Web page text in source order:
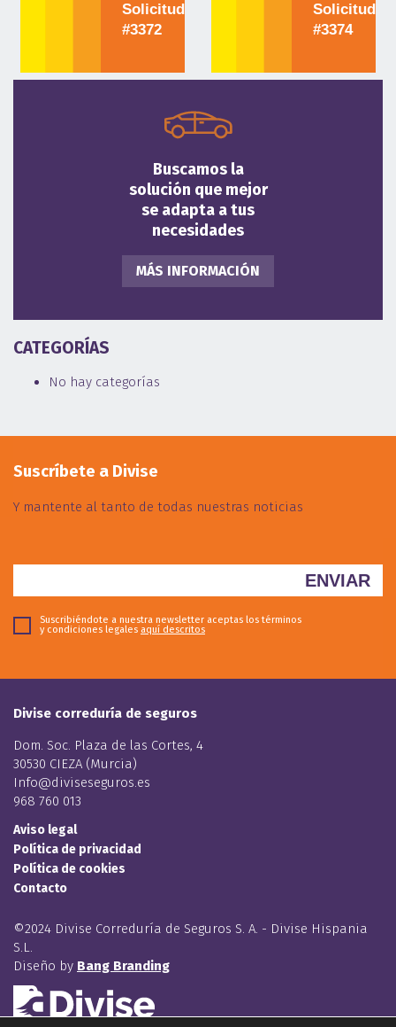
Solicitud
#3372
Solicitud
#3374
Buscamos la
solución que mejor
se adapta a tus
necesidades
MÁS INFORMACIÓN
CATEGORÍAS
No hay categorías
Suscríbete a Divise
Y mantente al tanto de todas nuestras noticias
Suscribiéndote a nuestra newsletter aceptas los términos
y condiciones legales aquí descritos
Divise correduría de seguros
Dom. Soc. Plaza de las Cortes, 4
30530 CIEZA (Murcia)
Info@diviseseguros.es
968 760 013
Aviso legal
Política de privacidad
Política de cookies
Contacto
©2024 Divise Correduría de Seguros S. A. - Divise Hispania
S.L.
Diseño by Bang Branding